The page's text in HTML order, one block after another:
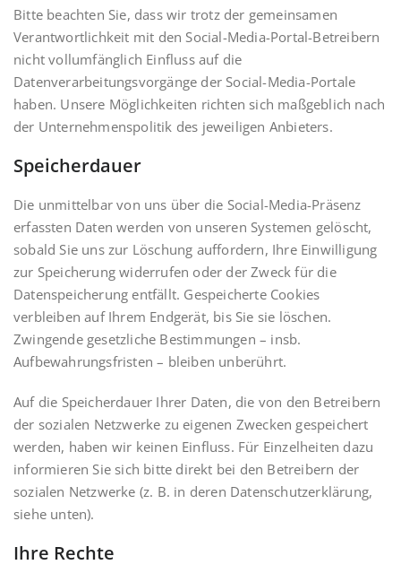
Bitte beachten Sie, dass wir trotz der gemeinsamen
Verantwortlichkeit mit den Social-Media-Portal-Betreibern
nicht vollumfänglich Einfluss auf die
Datenverarbeitungsvorgänge der Social-Media-Portale
haben. Unsere Möglichkeiten richten sich maßgeblich nach
der Unternehmenspolitik des jeweiligen Anbieters.
Speicherdauer
Die unmittelbar von uns über die Social-Media-Präsenz
erfassten Daten werden von unseren Systemen gelöscht,
sobald Sie uns zur Löschung auffordern, Ihre Einwilligung
zur Speicherung widerrufen oder der Zweck für die
Datenspeicherung entfällt. Gespeicherte Cookies
verbleiben auf Ihrem Endgerät, bis Sie sie löschen.
Zwingende gesetzliche Bestimmungen – insb.
Aufbewahrungsfristen – bleiben unberührt.
Auf die Speicherdauer Ihrer Daten, die von den Betreibern
der sozialen Netzwerke zu eigenen Zwecken gespeichert
werden, haben wir keinen Einfluss. Für Einzelheiten dazu
informieren Sie sich bitte direkt bei den Betreibern der
sozialen Netzwerke (z. B. in deren Datenschutzerklärung,
siehe unten).
Ihre Rechte